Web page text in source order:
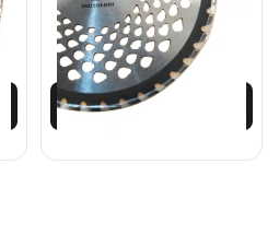
$45.899
Añadir al carrito